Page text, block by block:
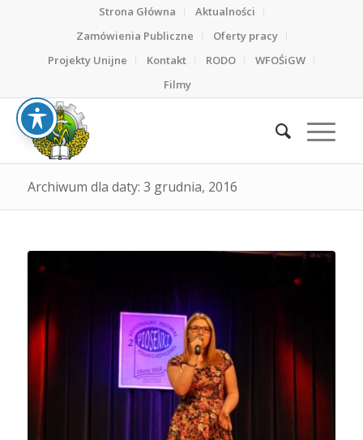
Strona Główna
Aktualności
Zamówienia Publiczne
Oferty pracy
Projekty Unijne
Kontakt RODO
WFOŚiGW
Filmy
Archiwum dla daty: 3 grudnia, 2016